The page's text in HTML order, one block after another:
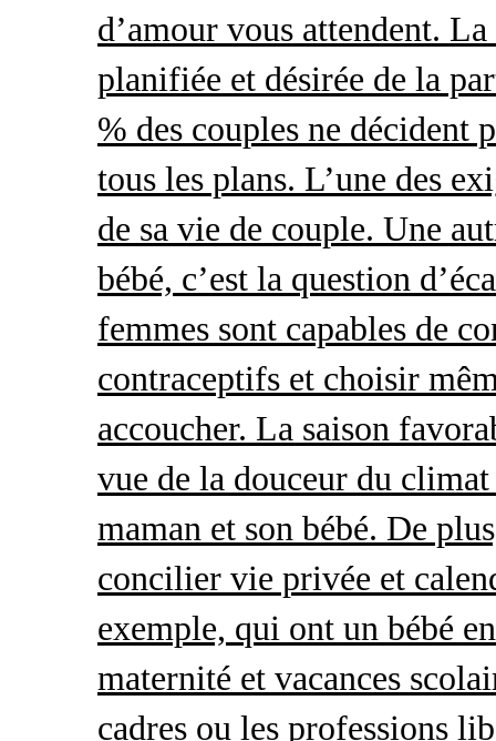
d’amour vous attendent.
planifiée et désirée de la
% des couples ne décident
tous les plans. L’une des
de sa vie de couple. Une
bébé, c’est la question
femmes sont capables de
contraceptifs et choisir
accoucher. La saison
vue de la douceur du
maman et son bébé. De
concilier vie privée et
exemple, qui ont un bébé
maternité et vacances
cadres ou les professions